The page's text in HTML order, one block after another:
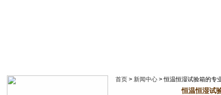
首页 > 新闻中心 > 恒温恒湿试验箱的专
恒温恒湿试